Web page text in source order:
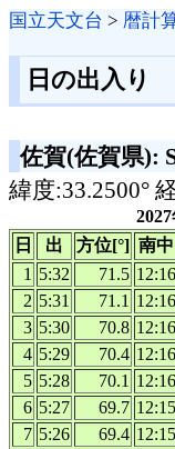
国立天文台 > 暦計
日の出入り
佐賀(佐賀県):
緯度:33.2500°
2027
日
出 方位[°] 南中
1 5:32 71.5 12:16
2 5:31 71.1 12:16
3 5:30 70.8 12:16
4 5:29 70.4 12:16
5 5:28 70.1 12:16
6 5:27 69.7 12:15
7 5:26 69.4 12:15